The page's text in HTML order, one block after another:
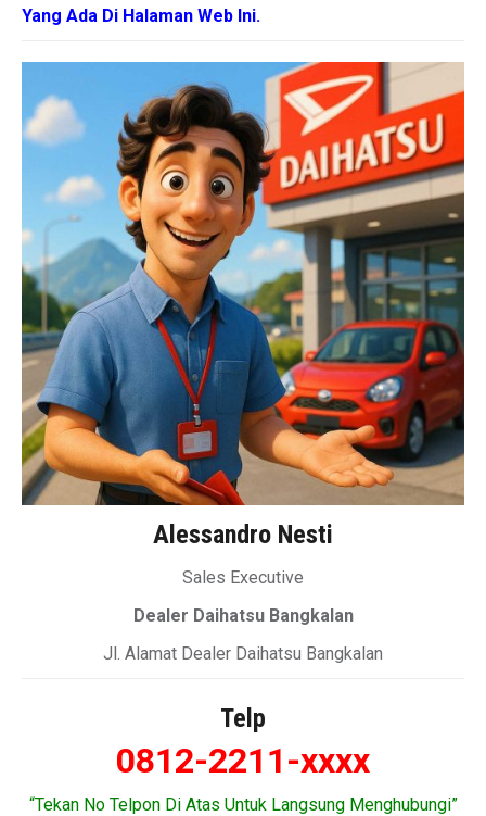
Yang Ada Di Halaman Web Ini.
Alessandro Nesti
Sales Executive
Dealer Daihatsu Bangkalan
Jl. Alamat Dealer Daihatsu Bangkalan
Telp
0812-2211-xxxx
“Tekan No Telpon Di Atas Untuk Langsung Menghubungi”